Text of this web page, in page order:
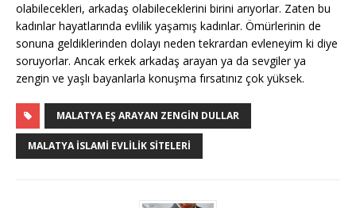
olabilecekleri, arkadaş olabileceklerini birini arıyorlar. Zaten bu
kadınlar hayatlarında evlilik yaşamış kadınlar. Ömürlerinin de
sonuna geldiklerinden dolayı neden tekrardan evleneyim ki diye
soruyorlar. Ancak erkek arkadaş arayan ya da sevgiler ya
zengin ve yaşlı bayanlarla konuşma fırsatınız çok yüksek.
MALATYA EŞ ARAYAN ZENGIN DULLAR
MALATYA İSLAMI EVLILIK SITELERI